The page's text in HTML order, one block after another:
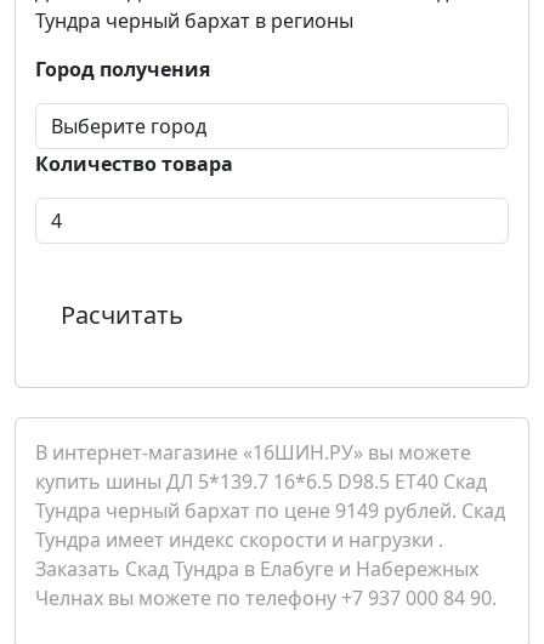
Тундра черный бархат в регионы
Город получения
Количество товара
Расчитать
В интернет-магазине «16ШИН.РУ» вы можете
купить шины ДЛ 5*139.7 16*6.5 D98.5 ET40 Скад
Тундра черный бархат по цене 9149 рублей. Скад
Тундра имеет индекс скорости и нагрузки .
Заказать Скад Тундра в Елабуге и Набережных
Челнах вы можете по телефону +7 937 000 84 90.